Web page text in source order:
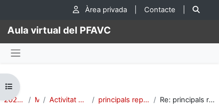
Ves al contingut principal
Àrea privada Contacte
Aula virtual del PFAVC
Obre l'índex del curs
2024-CIV-Adhara-2
Mòdul 1: Activitat Mòdul 1.2. El paper del voluntariat principals reptes que afronta actualment el voluntaritat Re: principals reptes que afronta actualment el voluntaritat